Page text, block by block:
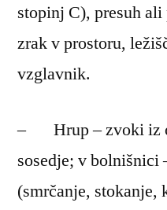
stopinj C), presuh
zrak v prostoru,
vzglavnik.
– Hrup – zvoki iz
sosedje; v
(smrčanje,